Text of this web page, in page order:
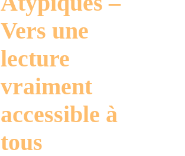
Vers une
lecture
vraiment
accessible à
tous